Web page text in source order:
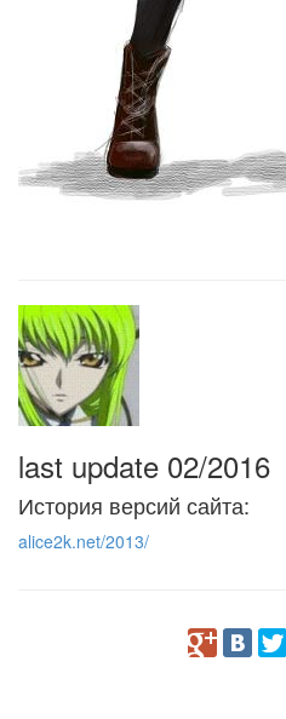
last update 02/2016
История версий сайта:
alice2k.net/2013/